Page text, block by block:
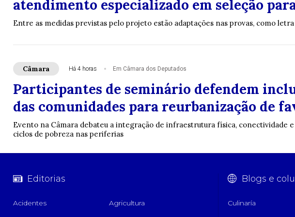
atendimento especializado em seleção
Entre as medidas previstas pelo projeto estão adaptações nas provas, como
Câmara Há 4 horas Em Câmara dos Deputados
Participantes de seminário defendem
das comunidades para reurbanização de
Evento na Câmara debateu a integração de infraestrutura física, conectividade
ciclos de pobreza nas periferias
Editorias
Acidentes Agricultura
Blogs e
Culinaría